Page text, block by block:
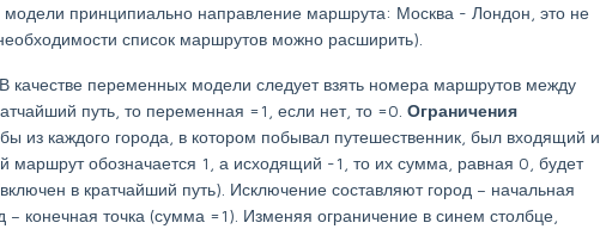
принципиально направление маршрута: Москва - Лондон, это не
список маршрутов можно расширить).
. В качестве переменных модели следует взять номера маршрутов между
путь, то переменная =1, если нет, то =0. Ограничения
из каждого города, в котором побывал путешественник, был входящий и
маршрут обозначается 1, а исходящий -1, то их сумма, равная 0, будет
в кратчайший путь). Исключение составляют город – начальная
конечная точка (сумма =1). Изменяя ограничение в синем столбце,